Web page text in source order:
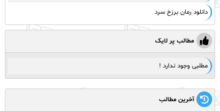
دانلود رمان برزخ سرد
مطالب پر لایک
مطلبی وجود ندارد !
آخرین مطالب